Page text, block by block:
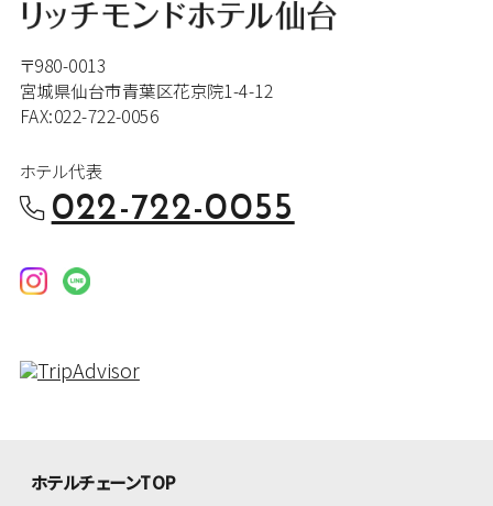
〒980-0013
宮城県仙台市青葉区花京院1-4-12
FAX:022-722-0056
ホテル代表
022-722-0055
ホテルチェーンTOP